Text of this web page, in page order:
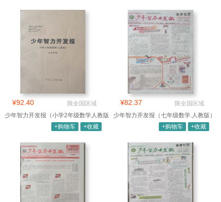
¥92.40
限全国区域
少年智力开发报（小学2年级数学人教版
合订
+购物车 +收藏
¥82.37
限全国区域
少年智力开发报（七年级数学.人教版）
+购物车
+收藏